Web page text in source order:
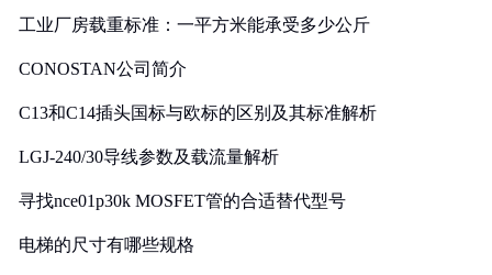
工业厂房载重标准：一平方米能承受多少公斤
CONOSTAN公司简介
C13和C14插头国标与欧标的区别及其标准解析
LGJ-240/30导线参数及载流量解析
寻找nce01p30k MOSFET管的合适替代型号
电梯的尺寸有哪些规格